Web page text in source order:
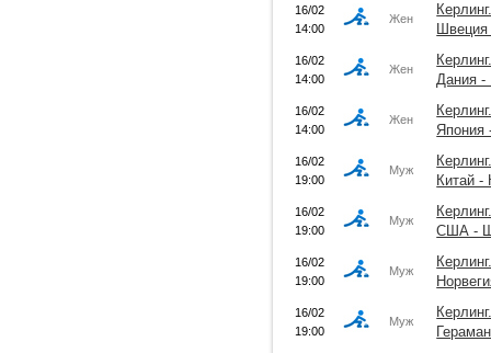
16/02
14:00
Жен
Швеция
16/02
14:00
Жен
Дания -
16/02
14:00
Жен
Япония
16/02
19:00
Муж
Китай -
16/02
19:00
Муж
США -
16/02
19:00
Муж
16/02
19:00
Муж